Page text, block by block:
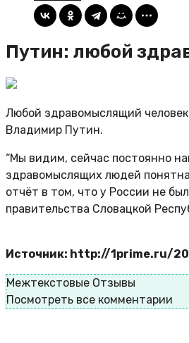
Путин: любой
Любой здравомыслящий
Владимир Путин.
“Мы видим, сейчас постоянно
здравомыслящих людей
отчёт в том, что у России не
правительства Словацкой
Источник: http://1prime.ru/
Межтекстовые Отзывы
Посмотреть все комментарии